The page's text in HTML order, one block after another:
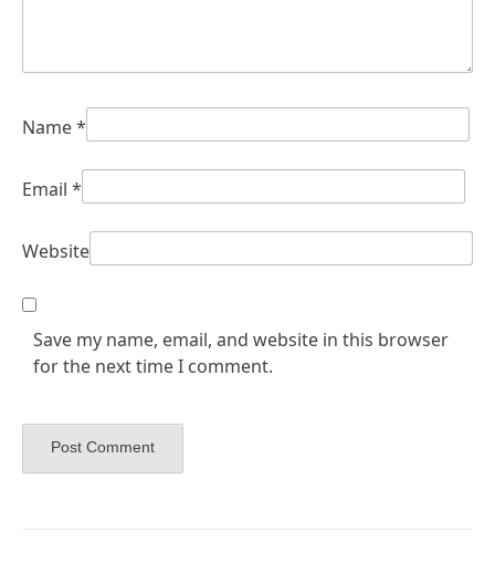
Name*
Email *
Website
Save my name, email, and website in this browser
for the next time I comment.